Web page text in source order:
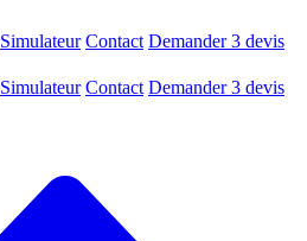
Simulateur Contact Demander 3 devis
Simulateur Contact Demander 3 devis